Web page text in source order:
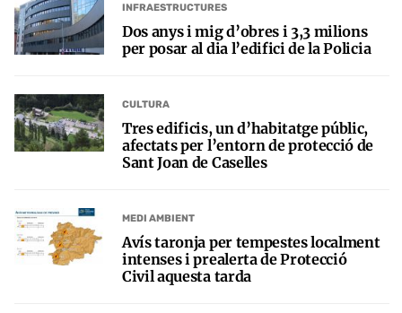
INFRAESTRUCTURES
Dos anys i mig d’obres i 3,3 milions
per posar al dia l’edifici de la Policia
CULTURA
Tres edificis, un d’habitatge públic,
afectats per l’entorn de protecció de
Sant Joan de Caselles
MEDI AMBIENT
Avís taronja per tempestes localment
intenses i prealerta de Protecció
Civil aquesta tarda